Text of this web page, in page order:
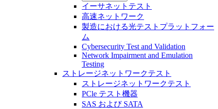
イーサネットテスト
高速ネットワーク
製造における光テストプラットフォー
ム
Cybersecurity Test and Validation
Network Impairment and Emulation
Testing
ストレージネットワークテスト
ストレージネットワークテスト
PCle テスト機器
SAS および SATA